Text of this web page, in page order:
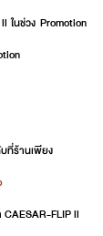
ในช่วง Promotion
ที่ร้านเพียง
FLIP ll